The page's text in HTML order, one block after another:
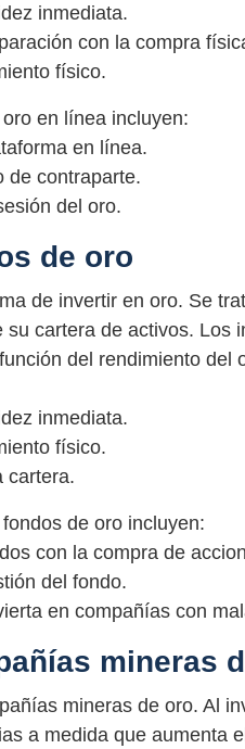
inmediata.
con la compra
físico.
en línea incluyen:
en línea.
de contraparte.
del oro.
de oro
de invertir en oro. Se
cartera de activos. Los
del rendimiento del
inmediata.
físico.
cartera.
de oro incluyen:
con la compra de
del fondo.
en compañías con
mineras
mineras de oro. Al
a medida que aumenta